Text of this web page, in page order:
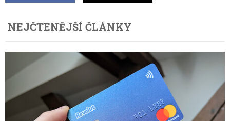
NEJČTENĚJŠÍ ČLÁNKY